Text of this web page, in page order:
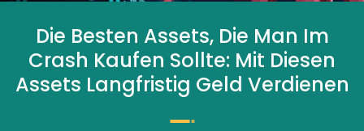
Die Besten Assets, Die Man Im
Crash Kaufen Sollte: Mit Diesen
Assets Langfristig Geld Verdienen